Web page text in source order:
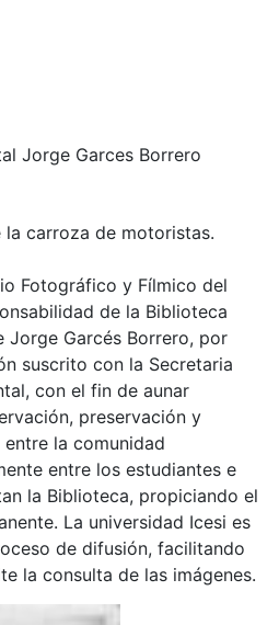
Jorge Garces Borrero
carroza de motoristas.
Fotográfico y Fílmico del
de la Biblioteca
Jorge Garcés Borrero, por
suscrito con la Secretaria
con el fin de aunar
preservación y
la comunidad
entre los estudiantes e
la Biblioteca, propiciando el
La universidad Icesi es
de difusión, facilitando
la consulta de las imágenes.